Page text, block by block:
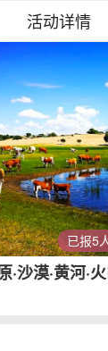
活动详情
已报5
·沙漠·黄河·